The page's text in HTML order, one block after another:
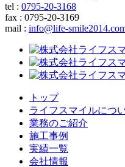
tel : 0795-20-3168
fax : 0795-20-3169
mail : info@life-
トップ
ライフスマイルにつ
業務のご紹介
施工事例
実績一覧
会社情報